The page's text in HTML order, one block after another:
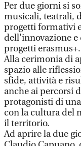
Per due giorni si
musicali, teatrali,
progetti formativi
dell'innovazione e
progetti erasmus+.
Alla cerimonia di
spazio alle
sfide, attività e
anche ai percorsi
protagonisti di
con la cultura del
il territorio.
Ad aprire la due